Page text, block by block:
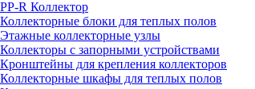
PP-R Коллектор
Коллекторные блоки для теплых полов
Этажные коллекторные узлы
Коллекторы с запорными устройствами
Кронштейны для крепления коллекторов
Коллекторные шкафы для теплых полов